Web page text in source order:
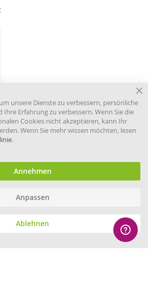
im offiziellen Register
Information.
2026 - All rights reserved.
unsere Dienste zu verbessern, persönliche
Erfahrung zu verbessern. Wenn Sie die
Cookies nicht akzeptieren, kann Ihr
Wenn Sie mehr wissen möchten, lesen
.
Annehmen
Anpassen
Ablehnen